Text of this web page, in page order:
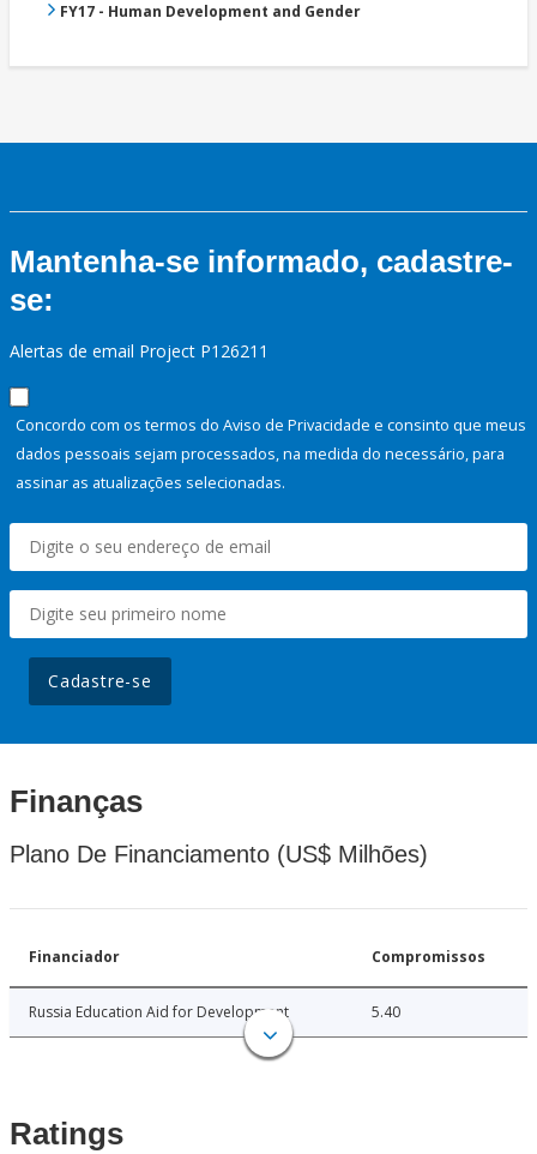
FY17 - Human Development and Gender
Mantenha-se informado, cadastre-
se:
Alertas de email Project P126211
Concordo com os termos do Aviso de Privacidade e consinto que meus
dados pessoais sejam processados, na medida do necessário, para
assinar as atualizações selecionadas.
Cadastre-se
Finanças
Plano De Financiamento (US$ Milhões)
Financiador Compromissos
Russia Education Aid for Development 5.40
Ratings